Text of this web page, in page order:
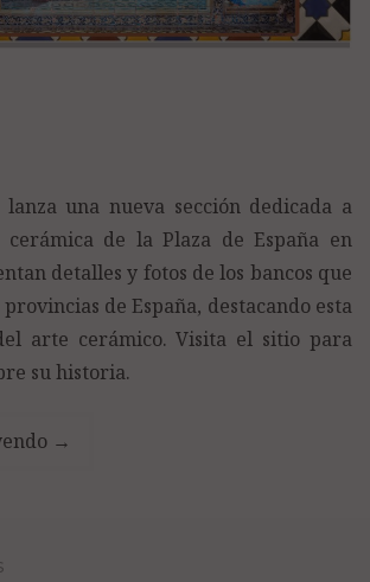
lanza una nueva sección dedicada a
de la Plaza de España en
detalles y fotos de los bancos que
de España, destacando esta
arte cerámico. Visita el sitio para
su historia.
→